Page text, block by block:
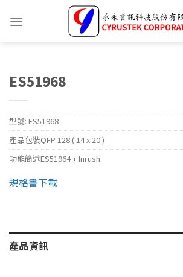
ES51968
型號: ES51968
產品包裝QFP-128 ( 14 x 20 )
功能簡述ES51964 + Inrush
規格書下載
產品資訊